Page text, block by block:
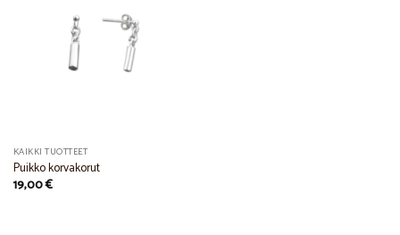
KAIKKI TUOTTEET
Puikko korvakorut
19,00€